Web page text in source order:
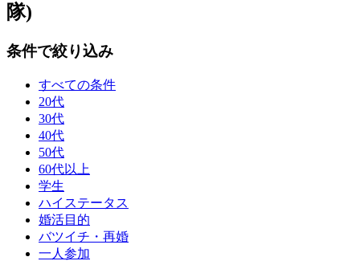
隊)
条件で絞り込み
すべての条件
20代
30代
40代
50代
60代以上
学生
ハイステータス
婚活目的
バツイチ・再婚
一人参加